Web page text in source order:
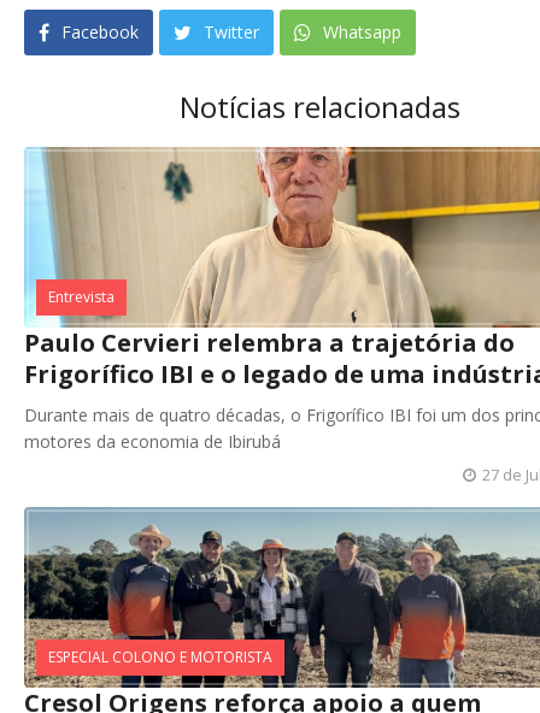
Facebook Twitter Whatsapp
Notícias relacionadas
Entrevista
Paulo Cervieri relembra a trajetória do
Frigorífico IBI e o legado de uma
Durante mais de quatro décadas, o Frigorífico IBI foi um dos
motores da economia de Ibirubá
27 de
ESPECIAL COLONO E MOTORISTA
Cresol Origens reforça apoio a quem